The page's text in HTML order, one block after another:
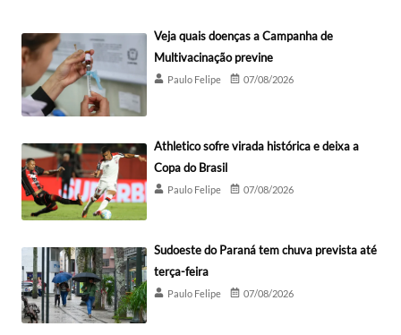
Veja quais doenças a Campanha de
Multivacinação previne
Paulo Felipe 07/08/2026
Athletico sofre virada histórica e deixa a
Copa do Brasil
Paulo Felipe 07/08/2026
Sudoeste do Paraná tem chuva prevista até
terça-feira
Paulo Felipe 07/08/2026